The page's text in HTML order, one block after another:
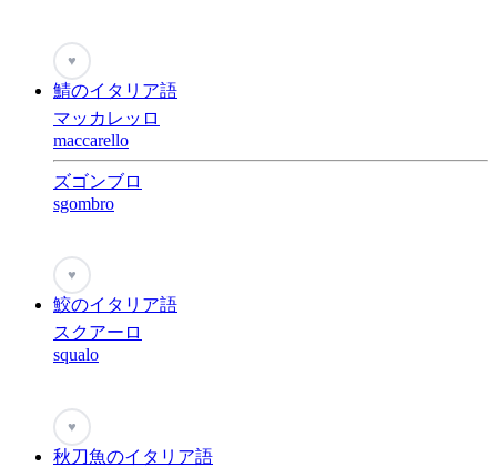
♥
鯖のイタリア語
マッカレッロ
maccarello
ズゴンブロ
sgombro
♥
鮫のイタリア語
スクアーロ
squalo
♥
秋刀魚のイタリア語